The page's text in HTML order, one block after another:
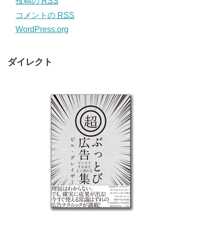
コメントの RSS
WordPress.org
ダイレクト